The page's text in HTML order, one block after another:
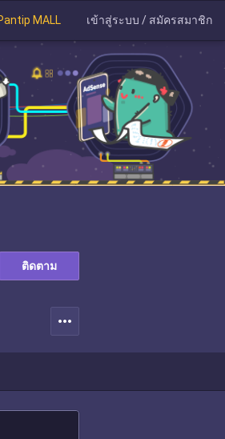
MALL เข้าสู่ระบบ / สมัครสมาชิก
ติดตาม
more_horiz